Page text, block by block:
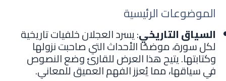
الموضوعات الرئيسية
السياق التاريخي: يسرد العجلان خلفيات تاريخية
لكل سورة، موضحًا الأحداث التي صاحبت نزولها
وكتابتها. يتيح هذا العرض للقارئ وضع النصوص
في سياقها، مما يُعزز الفهم العميق للمعاني.